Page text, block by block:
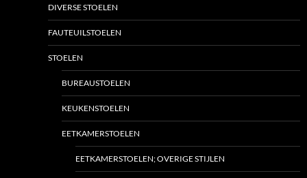
DIVERSE STOELEN
FAUTEUILSTOELEN
STOELEN
BUREAUSTOELEN
KEUKENSTOELEN
EETKAMERSTOELEN
EETKAMERSTOELEN; OVERIGE STIJLEN